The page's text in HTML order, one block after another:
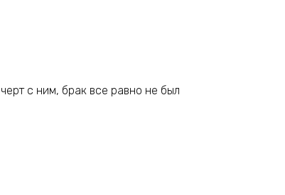
с ним, брак все равно не был